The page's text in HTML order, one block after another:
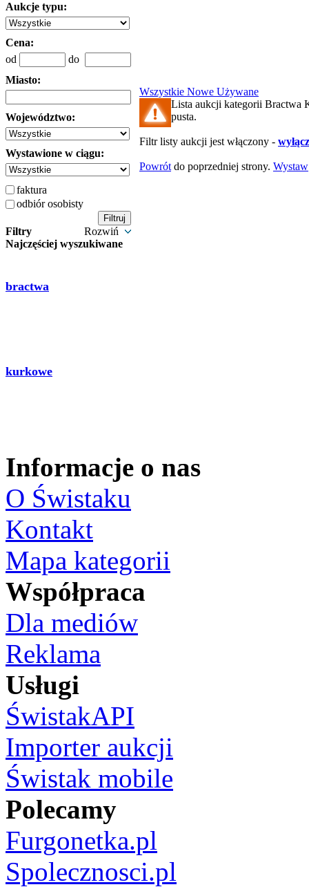
Aukcje typu:
Cena:
od
do
Miasto:
Województwo:
Wystawione w ciągu:
faktura
odbiór osobisty
Filtry
Rozwiń
Najczęściej wyszukiwane
bractwa
kurkowe
Wszystkie Nowe Używane
Lista aukcji kategorii Bractwa
pusta.
Filtr listy aukcji jest włączony -
Powrót do poprzedniej strony. Wystaw
Informacje o nas
O Świstaku
Kontakt
Mapa kategorii
Współpraca
Dla mediów
Reklama
Usługi
ŚwistakAPI
Importer aukcji
Świstak mobile
Polecamy
Furgonetka.pl
Spolecznosci.pl